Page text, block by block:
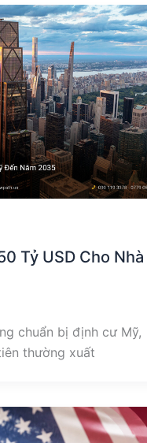
Tỷ USD Cho Nhà
chuẩn bị định cư Mỹ,
thường xuất